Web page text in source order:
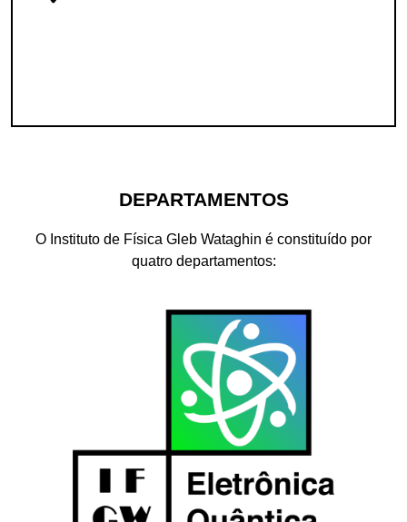
DEPARTAMENTOS
O Instituto de Física Gleb Wataghin é constituído por
quatro departamentos: